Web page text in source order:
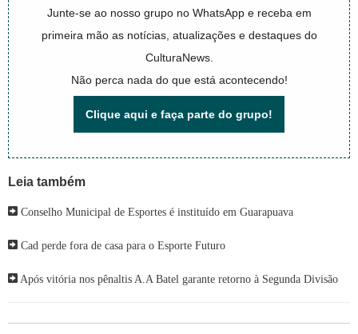
Junte-se ao nosso grupo no WhatsApp e receba em
primeira mão as notícias, atualizações e destaques do
CulturaNews.
Não perca nada do que está acontecendo!
Clique aqui e faça parte do grupo!
Leia também
Conselho Municipal de Esportes é instituído em Guarapuava
Cad perde fora de casa para o Esporte Futuro
Após vitória nos pênaltis A.A Batel garante retorno à Segunda Divisão